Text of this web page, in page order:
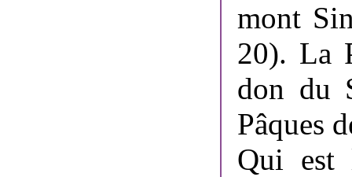
mont
20). La
don du
Pâques
Qui est